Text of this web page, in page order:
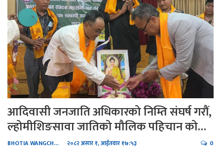
आदिवासी जनजाति अधिकारको निम्ति संघर्ष गरौं,
ल्होमीशिङसावा जातिको मौलिक पहिचान को…
BHOTIA WANGCHHIRING २०८२ असार १, आईतवार १७:५३ 0